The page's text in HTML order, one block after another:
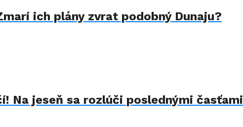
ich plány zvrat podobný Dunaju?
Na jeseň sa rozlúči poslednými časťami